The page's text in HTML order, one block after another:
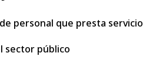
personal que presta servicio
sector público